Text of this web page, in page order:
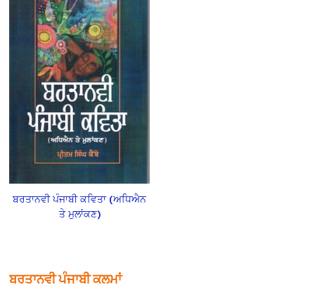
ਬਰਤਾਨਵੀ ਪੰਜਾਬੀ ਕਵਿਤਾ (ਅਧਿਐਨ
ਤੇ ਮੁਲਾਂਕਣ)
ਬਰਤਾਨਵੀ ਪੰਜਾਬੀ ਕਲਮਾਂ